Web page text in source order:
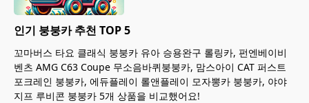
인기 붕붕카 추천 TOP 5
꼬마버스 타요 클래식 붕붕카 유아 승용완구 롤링카, 펀엔베이비
벤츠 AMG C63 Coupe 무소음바퀴붕붕카, 맘스아이 CAT 퍼스트
포크레인 붕붕카, 에듀플레이 롤앤플레이 모자뽕카 붕붕카, 야야
지프 루비콘 붕붕카 5개 상품을 비교했어요!